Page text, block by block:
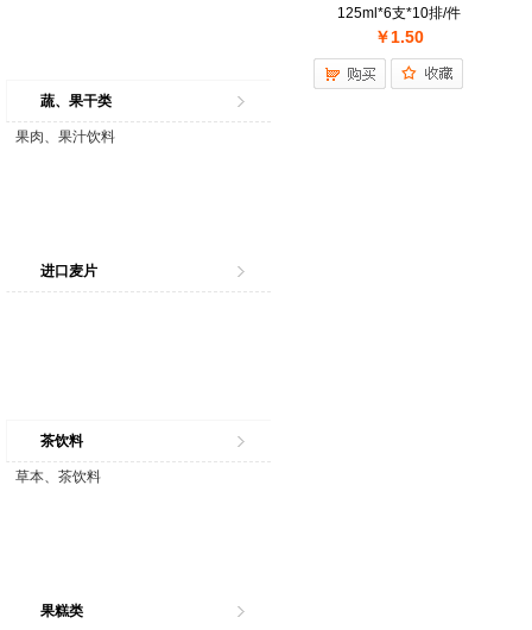
蔬、果干类
果肉、果汁饮料
进口麦片
茶饮料
草本、茶饮料
果糕类
125ml*6支*10排/件
￥1.50